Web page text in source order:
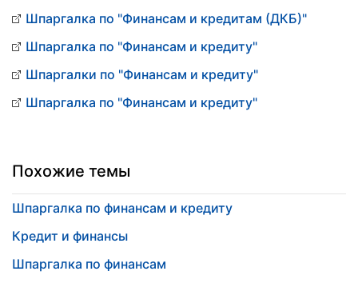
Шпаргалка по "Финансам и кредитам (ДКБ)"
Шпаргалка по "Финансам и кредиту"
Шпаргалки по "Финансам и кредиту"
Шпаргалка по "Финансам и кредиту"
Похожие темы
Шпаргалка по финансам и кредиту
Кредит и финансы
Шпаргалка по финансам